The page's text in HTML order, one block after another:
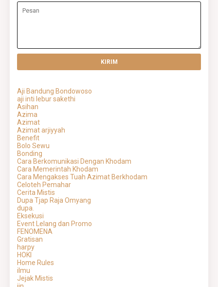
Aji Bandung Bondowoso
aji inti lebur sakethi
Asihan
Azima
Azimat
Azimat arjiyyah
Benefit
Bolo Sewu
Bonding
Cara Berkomunikasi Dengan Khodam
Cara Memerintah Khodam
Cara Mengakses Tuah Azimat Berkhodam
Celoteh Pemahar
Cerita Mistis
Dupa Tjap Raja Omyang
dupa.
Eksekusi
Event Lelang dan Promo
FENOMENA
Gratisan
harpy
HOKI
Home Rules
ilmu
Jejak Mistis